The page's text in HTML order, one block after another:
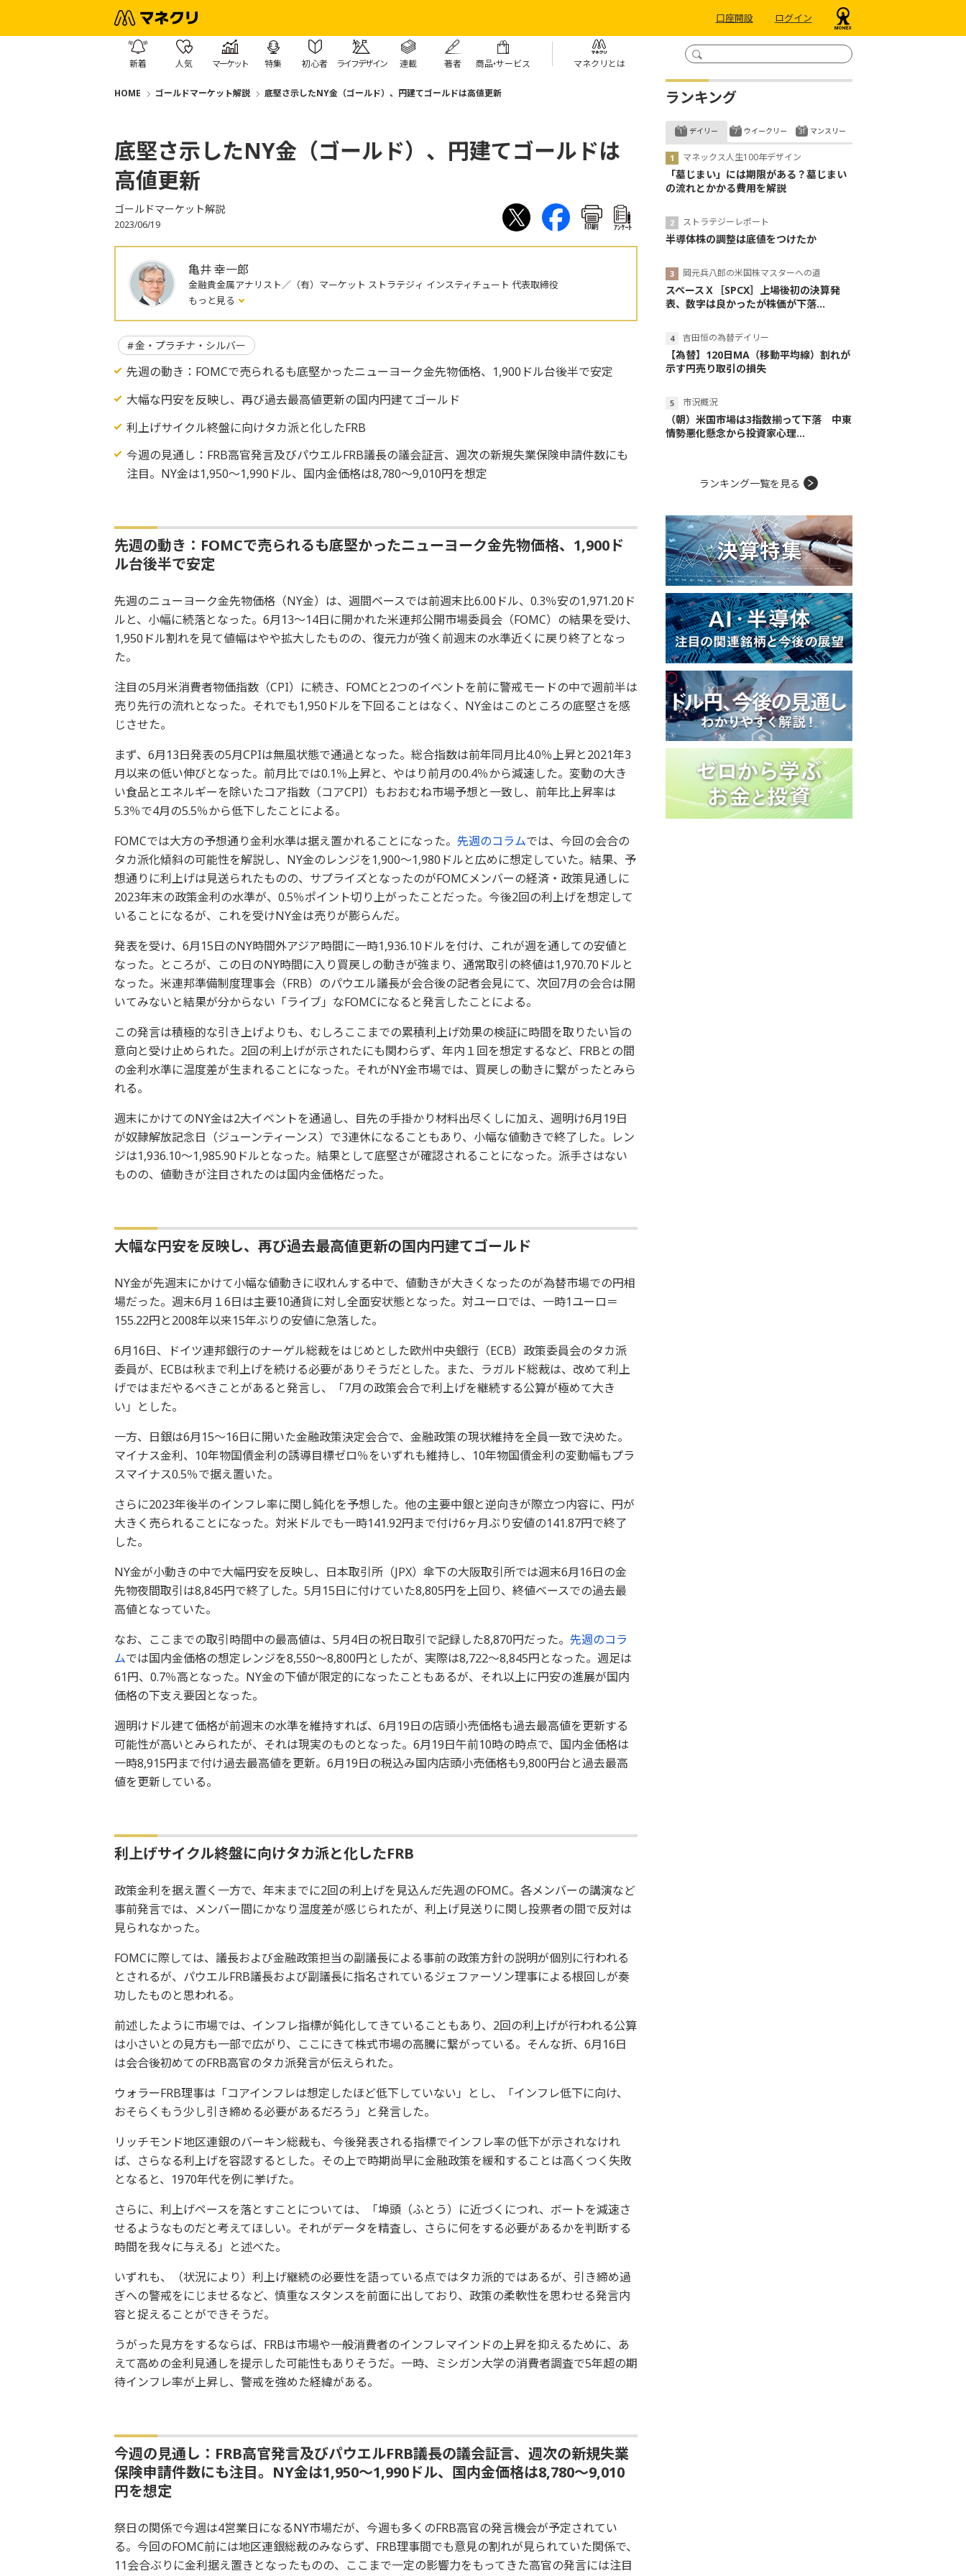
口座開設 ログイン
新着 人気 マーケット 特集 初心者 ライフデザイン 連載 著者 商品・サービス マネクリとは
HOME ゴールドマーケット解説 底堅さ示したNY金（ゴールド）、円建てゴールドは高値更新
底堅さ示したNY金（ゴールド）、円建てゴールドは
高値更新
ゴールドマーケット解説
2023/06/19 印刷 ｱﾝｹｰﾄ
亀井 幸一郎
金融貴金属アナリスト／（有）マーケット ストラテジィ インスティチュート 代表取締役
もっと見る
金・プラチナ・シルバー
先週の動き：FOMCで売られるも底堅かったニューヨーク金先物価格、1,900ドル台後半で安定
大幅な円安を反映し、再び過去最高値更新の国内円建てゴールド
利上げサイクル終盤に向けタカ派と化したFRB
今週の見通し：FRB高官発言及びパウエルFRB議長の議会証言、週次の新規失業保険申請件数にも
注目。NY金は1,950～1,990ドル、国内金価格は8,780～9,010円を想定
先週の動き：FOMCで売られるも底堅かったニューヨーク金先物価格、1,900ド
ル台後半で安定
先週のニューヨーク金先物価格（NY金）は、週間ベースでは前週末比6.00ドル、0.3％安の1,971.20ド
ルと、小幅に続落となった。6月13～14日に開かれた米連邦公開市場委員会（FOMC）の結果を受け、
1,950ドル割れを見て値幅はやや拡大したものの、復元力が強く前週末の水準近くに戻り終了となっ
た。
注目の5月米消費者物価指数（CPI）に続き、FOMCと2つのイベントを前に警戒モードの中で週前半は
売り先行の流れとなった。それでも1,950ドルを下回ることはなく、NY金はこのところの底堅さを感
じさせた。
まず、6月13日発表の5月CPIは無風状態で通過となった。総合指数は前年同月比4.0％上昇と2021年3
月以来の低い伸びとなった。前月比では0.1％上昇と、やはり前月の0.4％から減速した。変動の大き
い食品とエネルギーを除いたコア指数（コアCPI）もおおむね市場予想と一致し、前年比上昇率は
5.3％で4月の5.5％から低下したことによる。
FOMCでは大方の予想通り金利水準は据え置かれることになった。 先週のコラムでは、今回の会合の
タカ派化傾斜の可能性を解説し、NY金のレンジを1,900～1,980ドルと広めに想定していた。結果、予
想通りに利上げは見送られたものの、サプライズとなったのがFOMCメンバーの経済・政策見通しに
2023年末の政策金利の水準が、0.5％ポイント切り上がったことだった。今後2回の利上げを想定して
いることになるが、これを受けNY金は売りが膨らんだ。
発表を受け、6月15日のNY時間外アジア時間に一時1,936.10ドルを付け、これが週を通しての安値と
なった。ところが、この日のNY時間に入り買戻しの動きが強まり、通常取引の終値は1,970.70ドルと
なった。米連邦準備制度理事会（FRB）のパウエル議長が会合後の記者会見にて、次回7月の会合は開
いてみないと結果が分からない「ライブ」なFOMCになると発言したことによる。
この発言は積極的な引き上げよりも、むしろここまでの累積利上げ効果の検証に時間を取りたい旨の
意向と受け止められた。2回の利上げが示されたにも関わらず、年内１回を想定するなど、FRBとの間
の金利水準に温度差が生まれることになった。それがNY金市場では、買戻しの動きに繋がったとみら
れる。
週末にかけてのNY金は2大イベントを通過し、目先の手掛かり材料出尽くしに加え、週明け6月19日
が奴隷解放記念日（ジューンティーンス）で3連休になることもあり、小幅な値動きで終了した。レン
ジは1,936.10～1,985.90ドルとなった。結果として底堅さが確認されることになった。派手さはない
ものの、値動きが注目されたのは国内金価格だった。
大幅な円安を反映し、再び過去最高値更新の国内円建てゴールド
NY金が先週末にかけて小幅な値動きに収れんする中で、値動きが大きくなったのが為替市場での円相
場だった。週末6月１6日は主要10通貨に対し全面安状態となった。対ユーロでは、一時1ユーロ＝
155.22円と2008年以来15年ぶりの安値に急落した。
6月16日、ドイツ連邦銀行のナーゲル総裁をはじめとした欧州中央銀行（ECB）政策委員会のタカ派
委員が、ECBは秋まで利上げを続ける必要がありそうだとした。また、ラガルド総裁は、改めて利上
げではまだやるべきことがあると発言し、「7月の政策会合で利上げを継続する公算が極めて大き
い」とした。
一方、日銀は6月15～16日に開いた金融政策決定会合で、金融政策の現状維持を全員一致で決めた。
マイナス金利、10年物国債金利の誘導目標ゼロ％をいずれも維持し、10年物国債金利の変動幅もプラ
スマイナス0.5％で据え置いた。
さらに2023年後半のインフレ率に関し鈍化を予想した。他の主要中銀と逆向きが際立つ内容に、円が
大きく売られることになった。対米ドルでも一時141.92円まで付け6ヶ月ぶり安値の141.87円で終了
した。
NY金が小動きの中で大幅円安を反映し、日本取引所（JPX）傘下の大阪取引所では週末6月16日の金
先物夜間取引は8,845円で終了した。5月15日に付けていた8,805円を上回り、終値ベースでの過去最
高値となっていた。
なお、ここまでの取引時間中の最高値は、5月4日の祝日取引で記録した8,870円だった。 先週のコラ
ムでは国内金価格の想定レンジを8,550～8,800円としたが、実際は8,722～8,845円となった。週足は
61円、0.7％高となった。NY金の下値が限定的になったこともあるが、それ以上に円安の進展が国内
価格の下支え要因となった。
週明けドル建て価格が前週末の水準を維持すれば、6月19日の店頭小売価格も過去最高値を更新する
可能性が高いとみられたが、それは現実のものとなった。6月19日午前10時の時点で、国内金価格は
一時8,915円まで付け過去最高値を更新。6月19日の税込み国内店頭小売価格も9,800円台と過去最高
値を更新している。
利上げサイクル終盤に向けタカ派と化したFRB
政策金利を据え置く一方で、年末までに2回の利上げを見込んだ先週のFOMC。各メンバーの講演など
事前発言では、メンバー間にかなり温度差が感じられたが、利上げ見送りに関し投票者の間で反対は
見られなかった。
FOMCに際しては、議長および金融政策担当の副議長による事前の政策方針の説明が個別に行われる
とされるが、パウエルFRB議長および副議長に指名されているジェファーソン理事による根回しが奏
功したものと思われる。
前述したように市場では、インフレ指標が鈍化してきていることもあり、2回の利上げが行われる公算
は小さいとの見方も一部で広がり、ここにきて株式市場の高騰に繋がっている。そんな折、6月16日
は会合後初めてのFRB高官のタカ派発言が伝えられた。
ウォラーFRB理事は「コアインフレは想定したほど低下していない」とし、「インフレ低下に向け、
おそらくもう少し引き締める必要があるだろう」と発言した。
リッチモンド地区連銀のバーキン総裁も、今後発表される指標でインフレ率の低下が示されなけれ
ば、さらなる利上げを容認するとした。その上で時期尚早に金融政策を緩和することは高くつく失敗
となると、1970年代を例に挙げた。
さらに、利上げペースを落とすことについては、「埠頭（ふとう）に近づくにつれ、ボートを減速さ
せるようなものだと考えてほしい。それがデータを精査し、さらに何をする必要があるかを判断する
時間を我々に与える」と述べた。
いずれも、（状況により）利上げ継続の必要性を語っている点ではタカ派的ではあるが、引き締め過
ぎへの警戒をにじませるなど、慎重なスタンスを前面に出しており、政策の柔軟性を思わせる発言内
容と捉えることができそうだ。
うがった見方をするならば、FRBは市場や一般消費者のインフレマインドの上昇を抑えるために、あ
えて高めの金利見通しを提示した可能性もありそうだ。一時、ミシガン大学の消費者調査で5年超の期
待インフレ率が上昇し、警戒を強めた経緯がある。
今週の見通し：FRB高官発言及びパウエルFRB議長の議会証言、週次の新規失業
保険申請件数にも注目。NY金は1,950～1,990ドル、国内金価格は8,780～9,010
円を想定
祭日の関係で今週は4営業日になるNY市場だが、今週も多くのFRB高官の発言機会が予定されてい
る。今回のFOMC前には地区連銀総裁のみならず、FRB理事間でも意見の割れが見られていた関係で、
11会合ぶりに金利据え置きとなったものの、ここまで一定の影響力をもってきた高官の発言には注目
ランキング
デイリー
マネックス人生100年デザイン
「墓じまい」には期限がある？墓じまい
の流れとかかる費用を解説
ストラテジーレポート
半導体株の調整は底値をつけたか
岡元兵八郎の米国株マスターへの道
スペースＸ［SPCX］上場後初の決算発
表、数字は良かったが株価が下落...
吉田恒の為替デイリー
【為替】120日MA（移動平均線）割れが
示す円売り取引の損失
市況概況
（朝）米国市場は3指数揃って下落 中東
情勢悪化懸念から投資家心理...
ウイークリー マンスリー
ランキング一覧を見る